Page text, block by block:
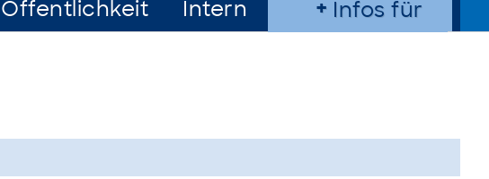
Öffentlichkeit Intern Infos für